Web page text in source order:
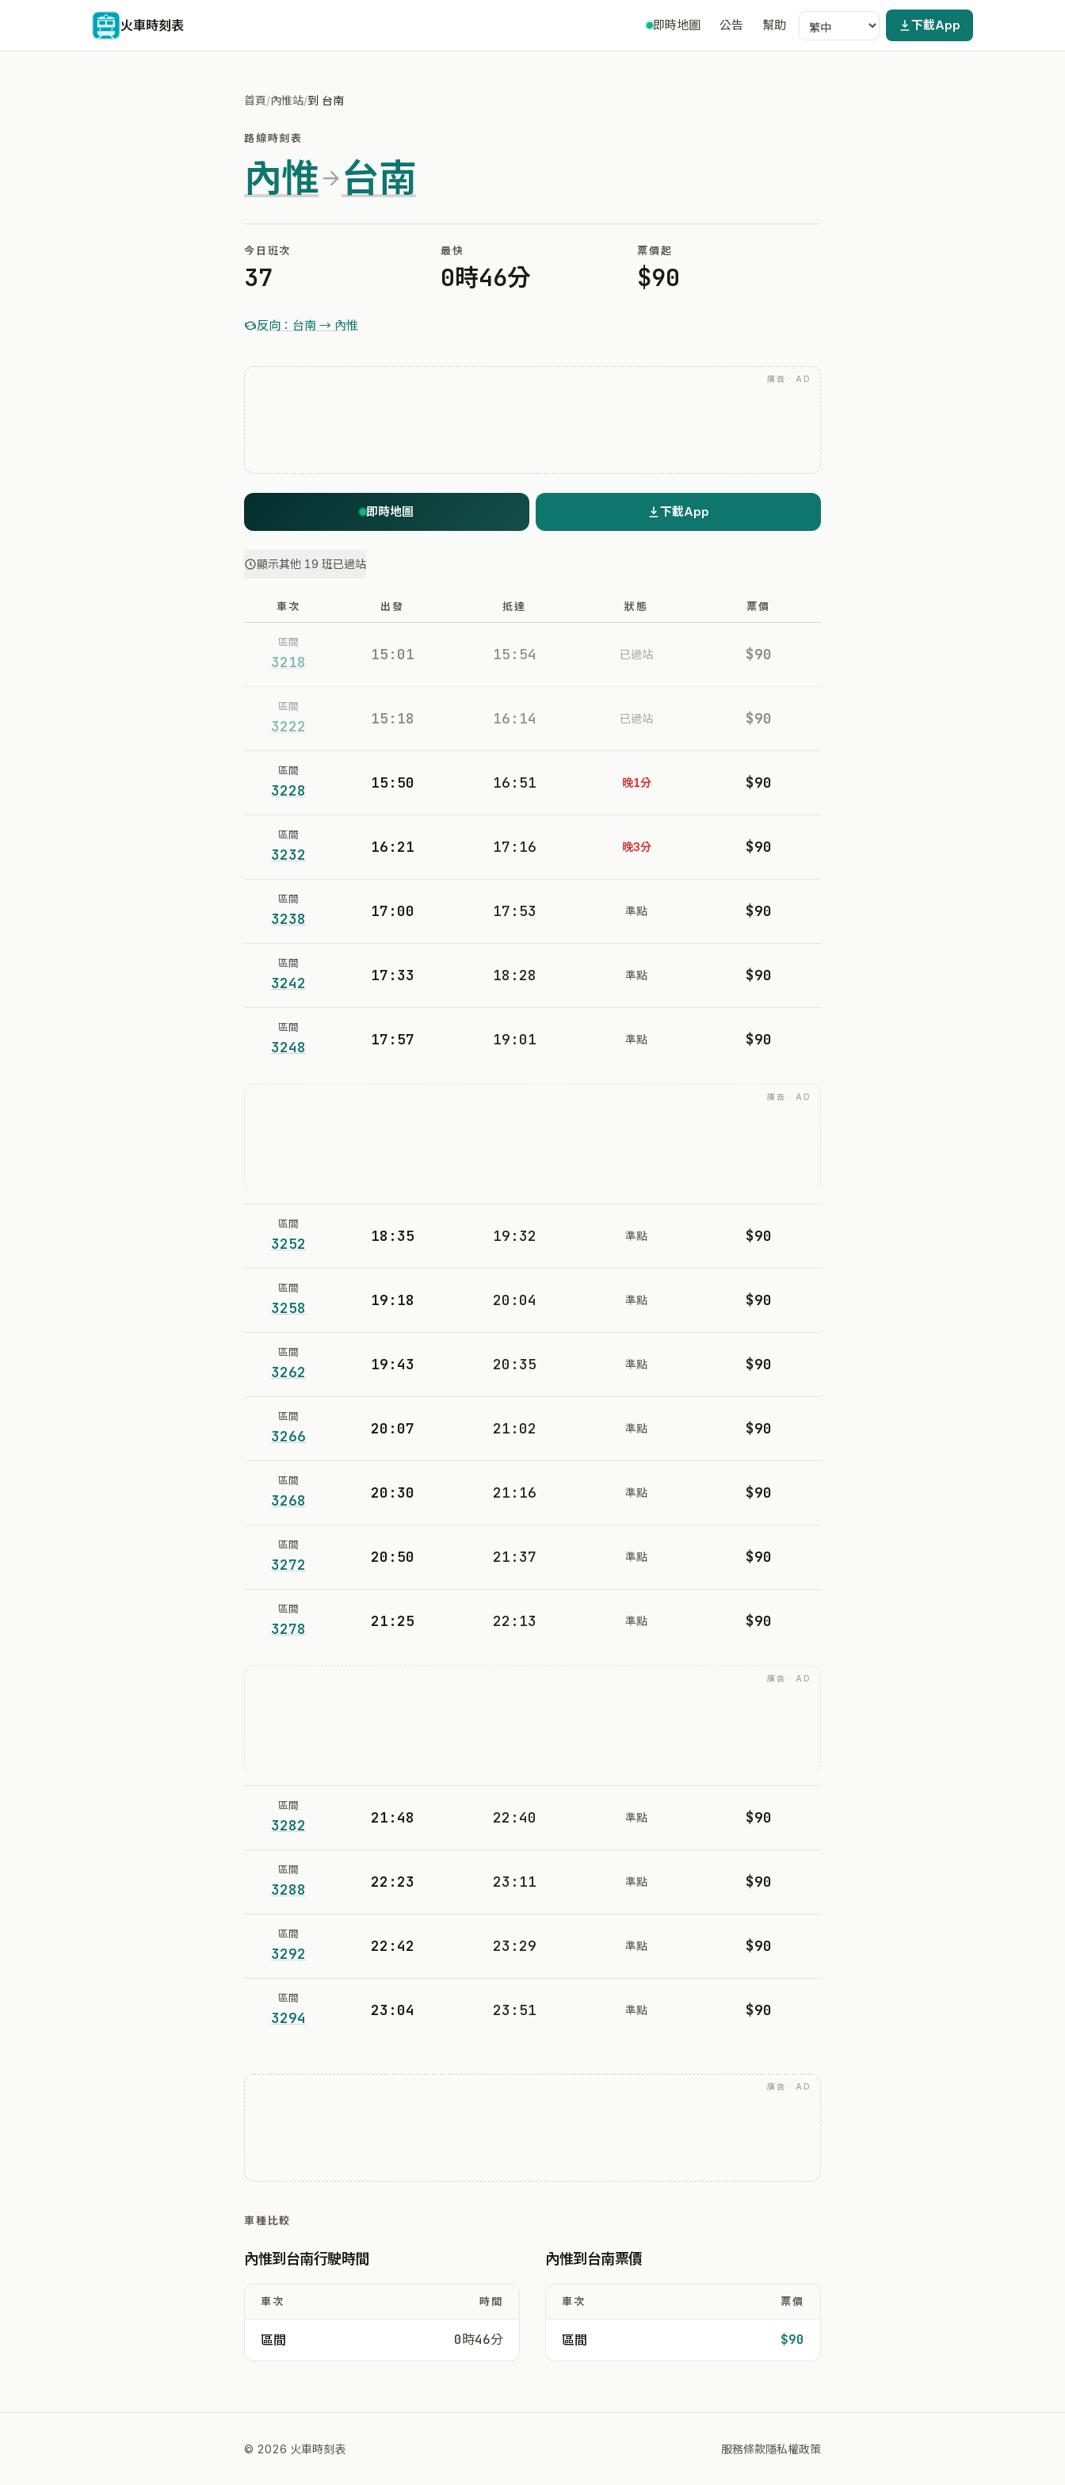
火車時刻表 即時地圖 公告 幫助 下載App
首頁/內惟站/到 台南
路線時刻表
內惟 台南
今日班次
37
最快
0時46分
票價起
$90
反向：台南 → 內惟
廣告 · AD
即時地圖 下載App
顯示其他 19 班已過站
車次 出發 抵達 狀態 票價
區間
3218 15:01 15:54 已過站 $90
區間
3222 15:18 16:14 已過站 $90
區間
3228 15:50 16:51 晚1分 $90
區間
3232 16:21 17:16 晚3分 $90
區間
3238 17:00 17:53 準點 $90
區間
3242 17:33 18:28 準點 $90
區間
3248 17:57 19:01 準點 $90
廣告 · AD
區間
3252 18:35 19:32 準點 $90
區間
3258 19:18 20:04 準點 $90
區間
3262 19:43 20:35 準點 $90
區間
3266 20:07 21:02 準點 $90
區間
3268 20:30 21:16 準點 $90
區間
3272 20:50 21:37 準點 $90
區間
3278 21:25 22:13 準點 $90
廣告 · AD
區間
3282 21:48 22:40 準點 $90
區間
3288 22:23 23:11 準點 $90
區間
3292 22:42 23:29 準點 $90
區間
3294 23:04 23:51 準點 $90
廣告 · AD
車種比較
內惟到台南行駛時間
車次 時間
區間 0時46分
內惟到台南票價
車次 票價
區間 $90
© 2026 火車時刻表 服務條款隱私權政策